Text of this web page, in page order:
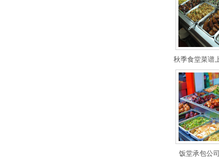
饭堂承包公